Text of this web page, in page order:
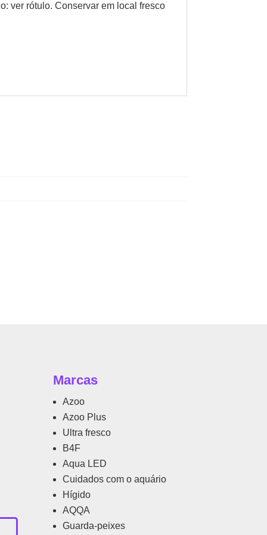
ver rótulo. Conservar em local fresco
Marcas
Azoo
Azoo Plus
Ultra fresco
B4F
Aqua LED
Cuidados com o aquário
Hígido
AQQA
Guarda-peixes